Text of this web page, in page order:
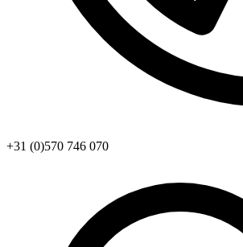
+31 (0)570 746 070